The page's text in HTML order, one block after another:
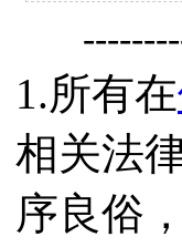
1.所有在
相关法
序良俗